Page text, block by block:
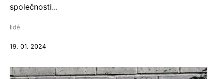
společnosti...
lidé
19. 01. 2024